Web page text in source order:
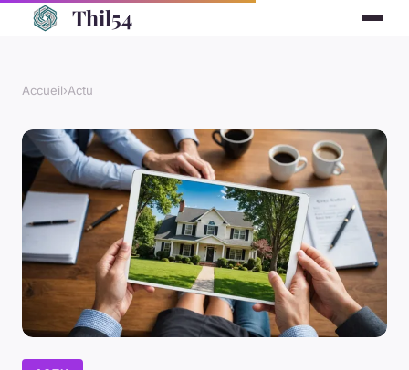
Thil54
Accueil›Actu